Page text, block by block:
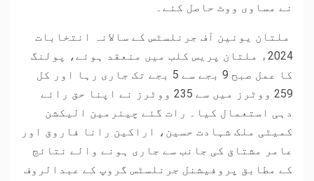
نے مساوی ووٹ حاصل کئے۔
ملتان یونین آف جرنلسٹس کے سالانہ انتخابات
2024ء ملتان پریس کلب میں منعقد ہوئے، پولنگ
کا عمل صبح 9 بجے سے 5 بجے تک جاری رہا اور کل
259 ووٹرز میں سے 235 ووٹرز نے اپنا حق رائے
دہی استعمال کیا۔ رات گئے چیئرمین الیکشن
کمیٹی ملک شہادت حسین، اراکین رانا فاروق اور
عامر مشتاق کی جانب سے جاری ہونے والے نتائج
کے مطابق پروفیشنل جرنلسٹس گروپ کے عبدالروف